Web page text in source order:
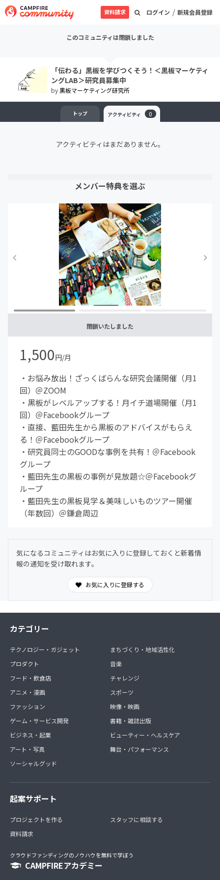
ログイン / 新規会員登録
資料請求
このコミュニティは閉鎖しました
「伝わる」黒板を学びつくそう！＜黒板マーケティ
ングLAB＞研究員募集中
by黒板マーケティング研究所
トップ アクティビティ 0
アクティビティはまだありません。
メンバー特典を選ぶ
閉鎖いたしました
1,500円/月
・お悩み放出！ざっくばらんな研究会議開催（月1
回）＠ZOOM
・黒板がレベルアップする！月イチ道場開催（月1
回）＠Facebookグループ
・直接、藍田先生から黒板のアドバイスがもらえ
る！＠Facebookグループ
・研究員同士のGOODな事例を共有！＠Facebook
グループ
・藍田先生の黒板の事例が見放題☆＠Facebookグ
ループ
・藍田先生の黒板見学＆美味しいものツアー開催
（年数回）＠鎌倉周辺
気になるコミュニティはお気に入りに登録しておくと新着情
報の通知を受け取れます。
お気に入りに登録する
カテゴリー
テクノロジー・ガジェット
プロダクト
フード・飲食店
アニメ・漫画
ファッション
ゲーム・サービス開発
ビジネス・起業
アート・写真
ソーシャルグッド
まちづくり・地域活性化
音楽
チャレンジ
スポーツ
映像・映画
書籍・雑誌出版
ビューティー・ヘルスケア
舞台・パフォーマンス
起案サポート
プロジェクトを作る
資料請求
スタッフに相談する
クラウドファンディングのノウハウを無料で学ぼう
CAMPFIREアカデミー